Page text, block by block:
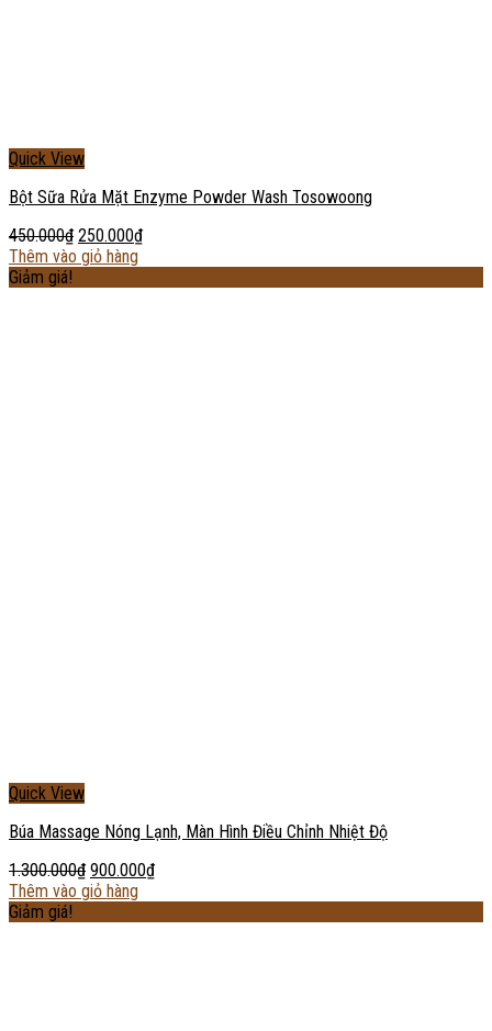
Quick View
Bột Sữa Rửa Mặt Enzyme Powder Wash Tosowoong
450.000₫ 250.000₫
Thêm vào giỏ hàng
Giảm giá!
Quick View
Búa Massage Nóng Lạnh, Màn Hình Điều Chỉnh Nhiệt Độ
1.300.000₫ 900.000₫
Thêm vào giỏ hàng
Giảm giá!